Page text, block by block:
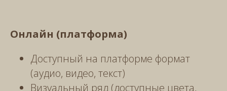
Онлайн (платформа)
Доступный на платформе формат
(аудио, видео, текст)
Визуальный ряд (доступные цвета,